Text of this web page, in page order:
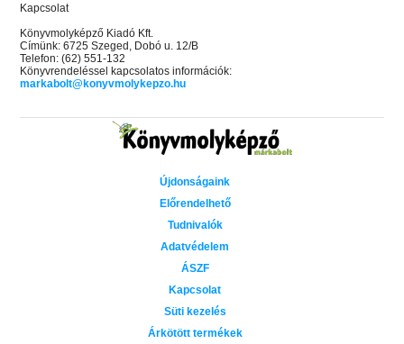
Kapcsolat
Könyvmolyképző Kiadó Kft.
Címünk: 6725 Szeged, Dobó u. 12/B
Telefon: (62) 551-132
Könyvrendeléssel kapcsolatos információk:
markabolt@konyvmolykepzo.hu
Újdonságaink
Előrendelhető
Tudnivalók
Adatvédelem
ÁSZF
Kapcsolat
Süti kezelés
Árkötött termékek